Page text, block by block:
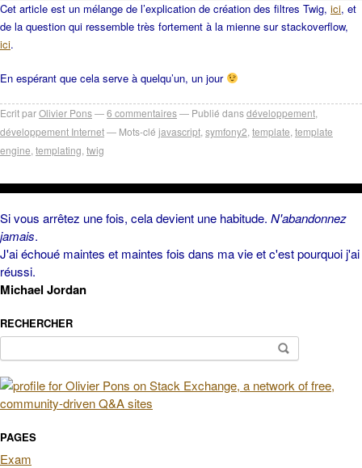
Cet article est un mélange de l’explication de création des filtres Twig, ici, et
de la question qui ressemble très fortement à la mienne sur stackoverflow,
ici.
En espérant que cela serve à quelqu’un, un jour
Ecrit parOlivier Pons 6 commentaires Publié dansdéveloppement
développement Internet
Mots-clé javascript symfony2 template template
engine templating twig
Si vous arrêtez une fois, cela devient une habitude. N'abandonnez
jamais.
J'ai échoué maintes et maintes fois dans ma vie et c'est pourquoi j'ai
réussi.
Michael Jordan
RECHERCHER
PAGES
Exam